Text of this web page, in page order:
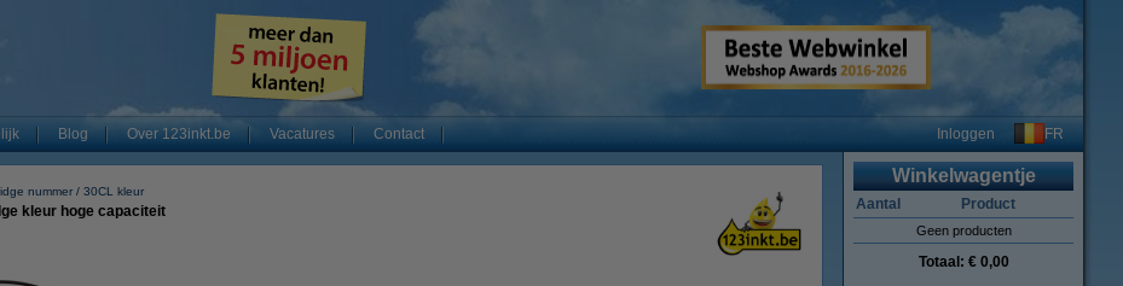
Blog Over 123inkt.be Vacatures Contact Inloggen FR
nummer 30CL kleur
kleur hoge capaciteit
Winkelwagentje
Aantal Product
Geen producten
Totaal: € 0,00